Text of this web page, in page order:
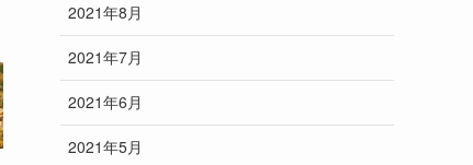
2021年8月
2021年7月
2021年6月
2021年5月